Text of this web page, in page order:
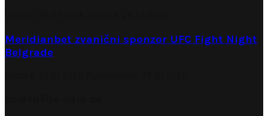
Meridianbet zvanični sponzor UFC Fight Night
Belgrade